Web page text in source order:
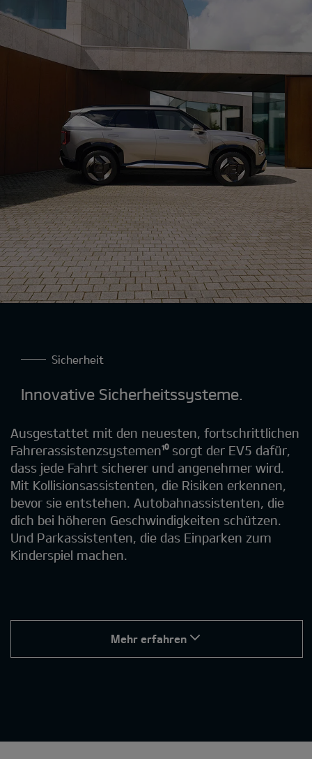
Sicherheit
Innovative Sicherheitssysteme.
Ausgestattet mit den neuesten, fortschrittlichen
Fahrerassistenzsystemen¹⁰sorgt der EV5 dafür,
dass jede Fahrt sicherer und angenehmer wird.
Mit Kollisionsassistenten, die Risiken erkennen,
bevor sie entstehen. Autobahnassistenten, die
dich bei höheren Geschwindigkeiten schützen.
Und Parkassistenten, die das Einparken zum
Kinderspiel machen.
Mehr erfahren